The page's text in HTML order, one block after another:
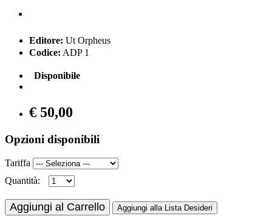
Editore: Ut Orpheus
Codice: ADP 1
Disponibile
€ 50,00
Opzioni disponibili
Tariffa
Quantità:
Aggiungi al Carrello Aggiungi alla Lista Desideri